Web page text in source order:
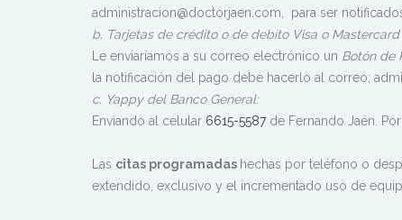
administracion@doctorjaen.com, para ser
b. Tarjetas de crédito o de debito Visa o
Le enviaríamos a su correo electrónico un Botón de
la notificación del pago debe hacerlo al correo;
c. Yappy del Banco General:
Enviando al celular 6615-5587de Fernando Jaén.
Las citas programadas hechas por teléfono o
extendido, exclusivo y el incrementado uso de